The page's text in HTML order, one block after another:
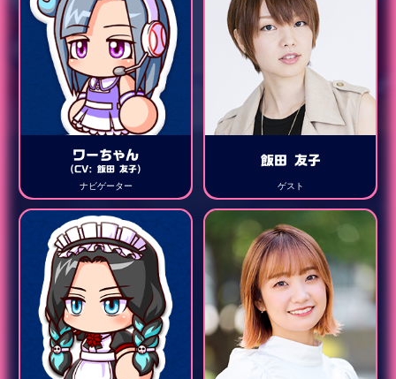
ワーちゃん
(CV: 飯田 友子)
ナビゲーター
飯田 友子
ゲスト